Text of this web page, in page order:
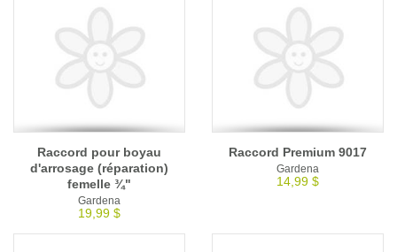
Raccord pour boyau
d'arrosage (réparation)
femelle ¾"
Gardena
19,99 $
Raccord Premium 9017
Gardena
14,99 $